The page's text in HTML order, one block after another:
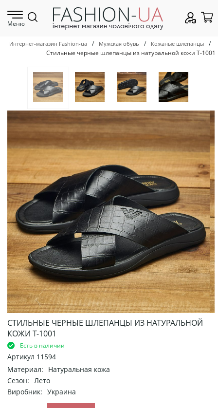
Меню
Интернет-магазин Fashion-ua / Мужская обувь / Кожаные шлепанцы
/
Стильные черные шлепанцы из натуральной кожи Т-1001
СТИЛЬНЫЕ ЧЕРНЫЕ ШЛЕПАНЦЫ ИЗ НАТУРАЛЬНОЙ
КОЖИ Т-1001
Есть в наличии
Артикул 11594
Материал:
Натуральная кожа
Сезон: Лето
Виробник: Украина